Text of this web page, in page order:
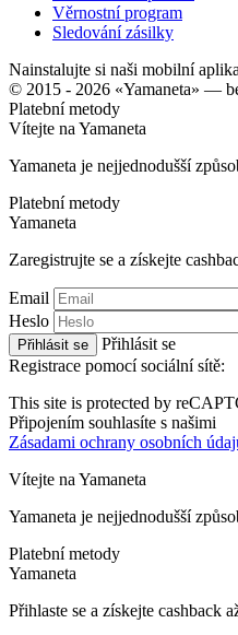
Věrnostní program
Sledování zásilky
Nainstalujte si naši mobilní
© 2015 - 2026 «Yamaneta» —
Platební metody
Vítejte na Yamaneta
Yamaneta je nejjednodušší
Platební metody
Yamaneta
Zaregistrujte se a získejte
Email
Heslo
Přihlásit se
Přihlásit se
Registrace pomocí sociální sítě:
This site is protected by
Připojením souhlasíte s našimi
Zásadami ochrany osobních
Vítejte na Yamaneta
Yamaneta je nejjednodušší
Platební metody
Yamaneta
Přihlaste se a získejte cashback